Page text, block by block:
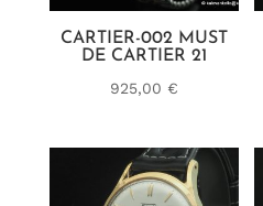
CARTIER-002 MUST
DE CARTIER 21
925,00 €